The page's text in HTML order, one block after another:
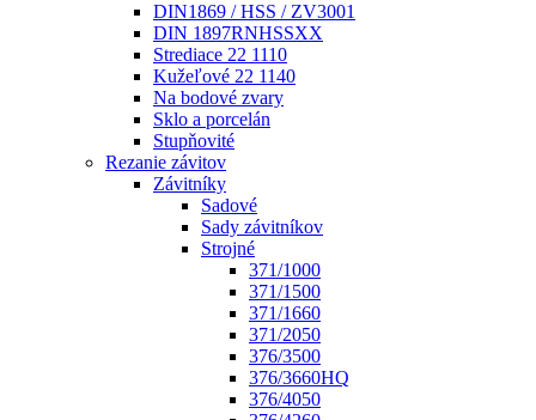
DIN1869 / HSS / ZV3001
DIN 1897RNHSSXX
Strediace 22 1110
Kužeľové 22 1140
Na bodové zvary
Sklo a porcelán
Stupňovité
Rezanie závitov
Závitníky
Sadové
Sady závitníkov
Strojné
371/1000
371/1500
371/1660
371/2050
376/3500
376/3660HQ
376/4050